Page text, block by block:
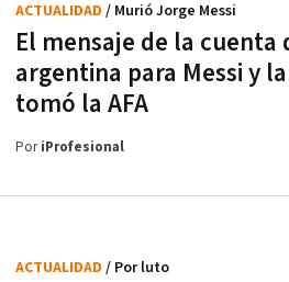
El mensaje de la cuenta
argentina para Messi y
tomó la AFA
ACTUALIDAD / Murió Jorge Messi
PoriProfesional
ACTUALIDAD / Por luto